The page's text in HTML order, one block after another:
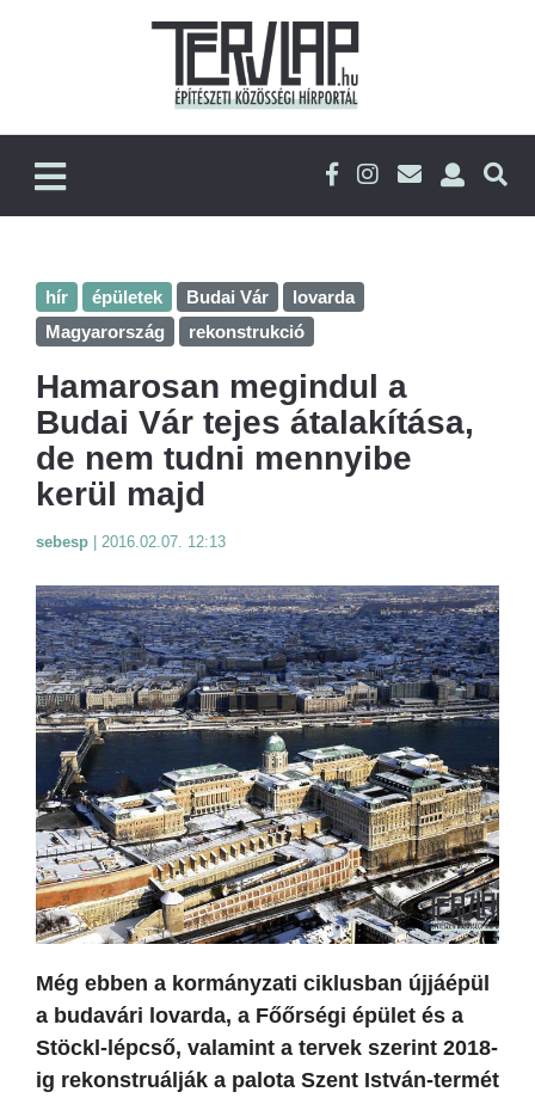
hír épületek Budai Vár
lovarda
Magyarország
rekonstrukció
Hamarosan megindul a
Budai Vár tejes átalakítása,
de nem tudni mennyibe
kerül majd
sebesp 2016.02.07. 12:13
Még ebben a kormányzati ciklusban újjáépül
a budavári lovarda, a Főőrségi épület és a
Stöckl-lépcső, valamint a tervek szerint 2018-
ig rekonstruálják a palota Szent István-termét